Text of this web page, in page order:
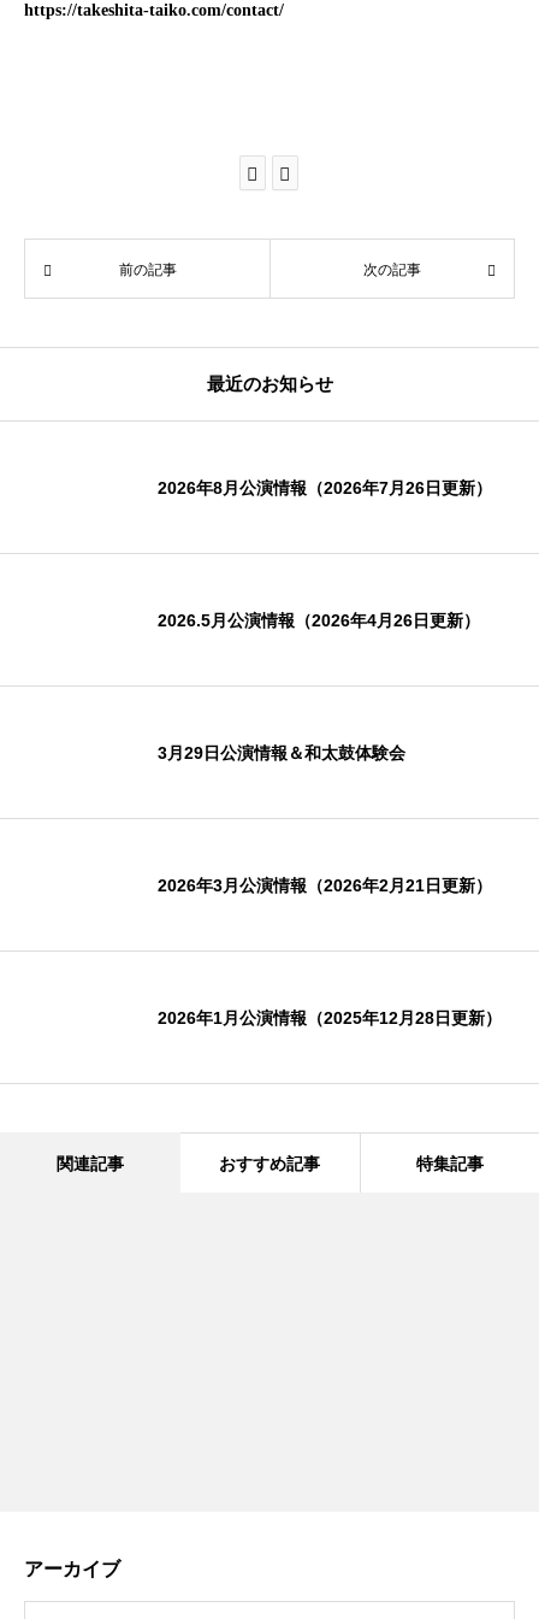
https://takeshita-taiko.com/contact/
前の記事 次の記事
最近のお知らせ
2026年8月公演情報（2026年7月26日更新）
2026.5月公演情報（2026年4月26日更新）
3月29日公演情報＆和太鼓体験会
2026年3月公演情報（2026年2月21日更新）
2026年1月公演情報（2025年12月28日更新）
関連記事 おすすめ記事 特集記事
アーカイブ